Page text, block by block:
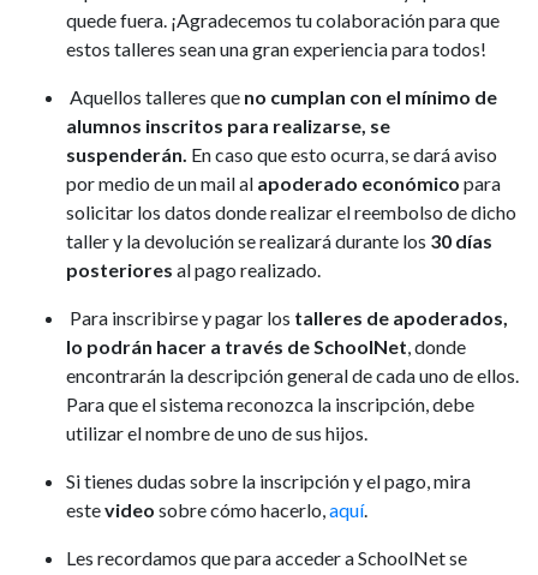
quede fuera. ¡Agradecemos tu colaboración para que
estos talleres sean una gran experiencia para todos!
Aquellos talleres que no cumplan con el mínimo de
alumnos inscritos para realizarse, se
suspenderán. En caso que esto ocurra, se dará aviso
por medio de un mail al apoderado económico para
solicitar los datos donde realizar el reembolso de dicho
taller y la devolución se realizará durante los 30 días
posteriores al pago realizado.
Para inscribirse y pagar los talleres de apoderados,
lo podrán hacer a través de SchoolNet, donde
encontrarán la descripción general de cada uno de ellos.
Para que el sistema reconozca la inscripción, debe
utilizar el nombre de uno de sus hijos.
Si tienes dudas sobre la inscripción y el pago, mira
estevideo sobre cómo hacerlo,aquí.
Les recordamos que para acceder a SchoolNet se